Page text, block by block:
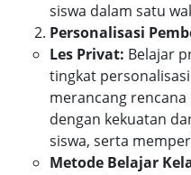
siswa dalam satu
Personalisasi
Les Privat: Belajar
tingkat
merancang
dengan kekuatan
siswa, serta
Metode Belajar